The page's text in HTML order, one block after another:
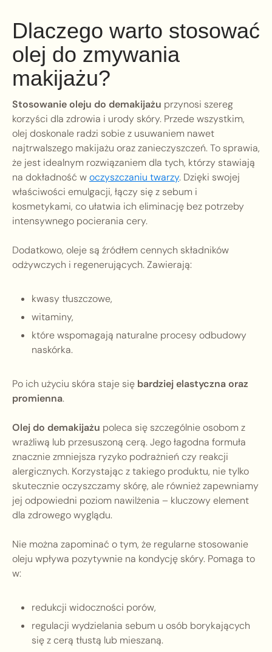
Dlaczego warto stosować
olej do zmywania
makijażu?
Stosowanie oleju do demakijażu przynosi szereg
korzyści dla zdrowia i urody skóry. Przede wszystkim,
olej doskonale radzi sobie z usuwaniem nawet
najtrwalszego makijażu oraz zanieczyszczeń. To sprawia,
że jest idealnym rozwiązaniem dla tych, którzy stawiają
na dokładność woczyszczaniu twarzy. Dzięki swojej
właściwości emulgacji, łączy się z sebum i
kosmetykami, co ułatwia ich eliminację bez potrzeby
intensywnego pocierania cery.
Dodatkowo, oleje są źródłem cennych składników
odżywczych i regenerujących. Zawierają:
kwasy tłuszczowe,
witaminy,
które wspomagają naturalne procesy odbudowy
naskórka.
Po ich użyciu skóra staje się bardziej elastyczna oraz
promienna.
Olej do demakijażu poleca się szczególnie osobom z
wrażliwą lub przesuszoną cerą. Jego łagodna formuła
znacznie zmniejsza ryzyko podrażnień czy reakcji
alergicznych. Korzystając z takiego produktu, nie tylko
skutecznie oczyszczamy skórę, ale również zapewniamy
jej odpowiedni poziom nawilżenia – kluczowy element
dla zdrowego wyglądu.
Nie można zapominać o tym, że regularne stosowanie
oleju wpływa pozytywnie na kondycję skóry. Pomaga to
w:
redukcji widoczności porów,
regulacji wydzielania sebum u osób borykających
się z cerą tłustą lub mieszaną.